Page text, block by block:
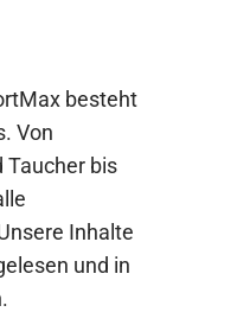
besteht
Von
Taucher bis
Inhalte
und in